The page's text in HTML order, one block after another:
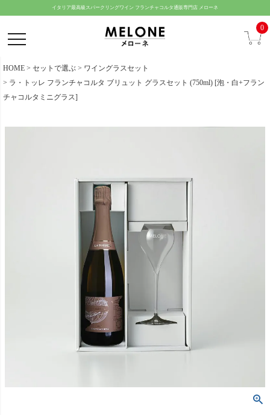
イタリア最高級スパークリングワイン フランチャコルタ通販専門店 メローネ
0
HOME セットで選ぶ
ワイングラスセット
ラ・トッレ フランチャコルタ ブリュット グラスセット (750ml) [泡・白+フラン
チャコルタミニグラス]
ジト
ップ